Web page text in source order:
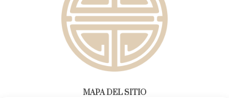
MAPA DEL SITIO